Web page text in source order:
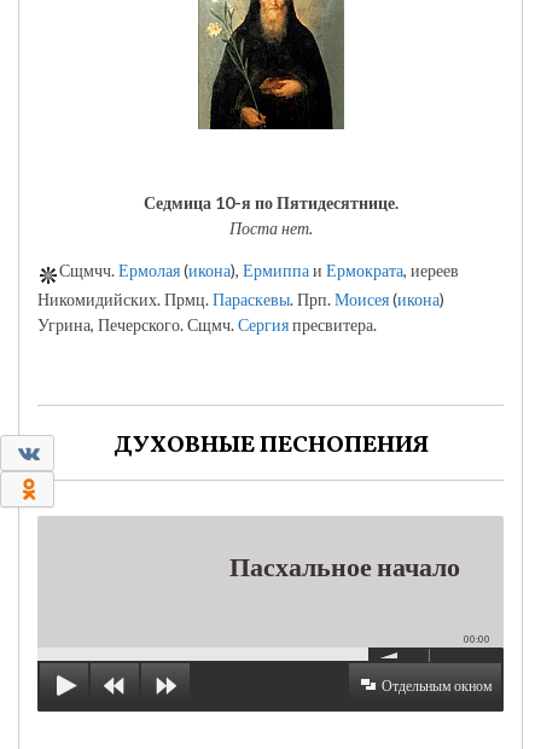
0
Седмица 10-я по Пятидесятнице.
Поста нет.
Сщмчч.Ермолая(икона), Ермиппаи Ермократа, иереев
Никомидийских. Прмц.Параскевы. Прп.Моисея(икона)
Угрина, Печерского. Сщмч.Сергияпресвитера.
ДУХОВНЫЕ ПЕСНОПЕНИЯ
Пасхальное начало
00:00
Отдельным окном